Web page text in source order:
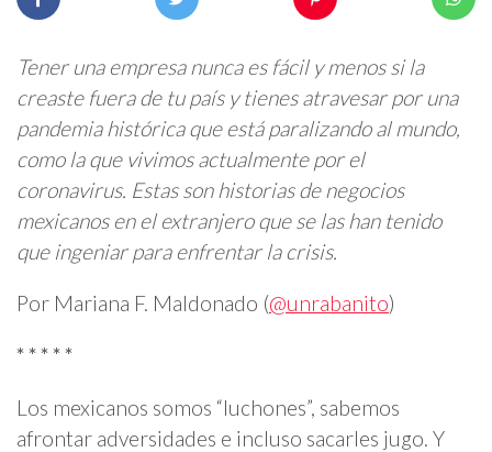
Tener una empresa nunca es fácil y menos si la
creaste fuera de tu país y tienes atravesar por una
pandemia histórica que está paralizando al mundo,
como la que vivimos actualmente por el
coronavirus. Estas son historias de negocios
mexicanos en el extranjero que se las han tenido
que ingeniar para enfrentar la crisis.
Por Mariana F. Maldonado (@unrabanito)
* * * * *
Los mexicanos somos “luchones”, sabemos
afrontar adversidades e incluso sacarles jugo. Y